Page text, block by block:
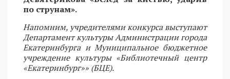
по струнам».
Напомним, учредителями конкурса выступают
Департамент культуры Администрации города
Екатеринбурга и Муниципальное бюджетное
учреждение культуры «Библиотечный центр
«Екатеринбург»» (БЦЕ).